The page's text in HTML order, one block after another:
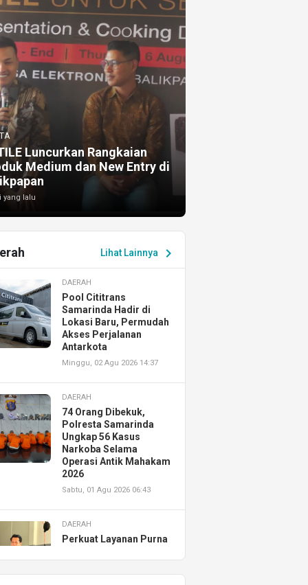
Luncurkan Rangkaian
Medium dan New Entry di
yang lalu
Lihat Lainnya chevron_right
DAERAH
Pool Cititrans
Samarinda Hadir di
Lokasi Baru, Permudah
Akses Perjalanan
Antarkota
Minggu, 02 Agu 2026 14:37
DAERAH
74 Orang Dibekuk,
Polresta Samarinda
Ungkap 56 Kasus
Narkoba Selama
Operasi Antik Mahakam
2026
Sabtu, 01 Agu 2026 06:43
DAERAH
Perkuat Layanan Purna
Resmikan AHASS